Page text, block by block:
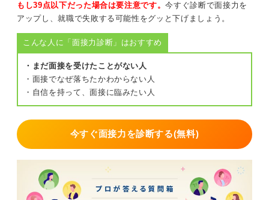
0
もし39点以下だった場合は要注意です。今すぐ診断で面接力を
アップし、就職で失敗する可能性をグッと下げましょう。
こんな人に「面接力診断」はおすすめ
・まだ面接を受けたことがない人
・面接でなぜ落ちたかわからない人
・自信を持って、面接に臨みたい人
今すぐ面接力を診断する(無料)